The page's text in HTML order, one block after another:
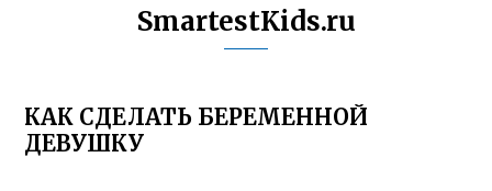
SmartestKids.ru
КАК СДЕЛАТЬ БЕРЕМЕННОЙ
ДЕВУШКУ